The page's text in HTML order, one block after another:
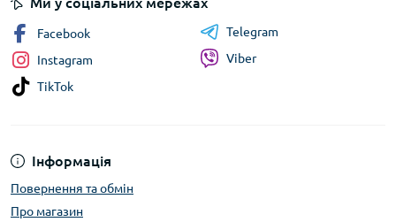
Інформація
Повернення та обмін
Про магазин
Facebook
Instagram
TikTok
Telegram
Viber